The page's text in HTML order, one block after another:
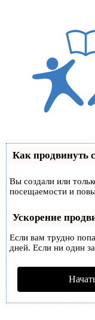
Как продвинуть
Вы создали или
посещаемости и
Ускорение
Если вам трудно
дней. Если ни один